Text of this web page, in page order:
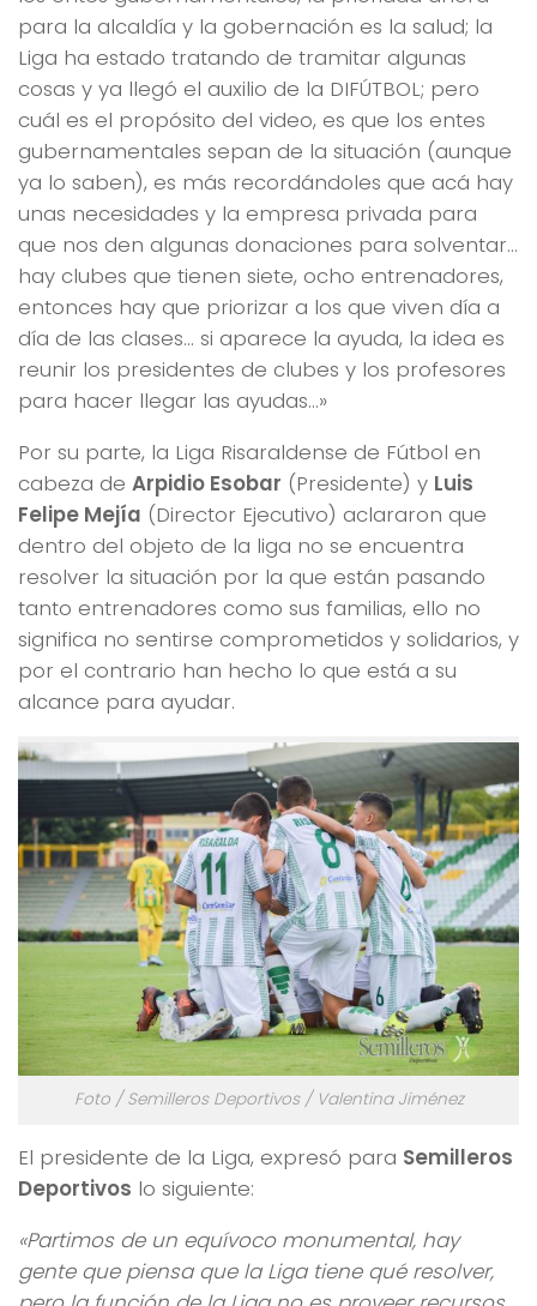
para la alcaldía y la gobernación es la salud; la
Liga ha estado tratando de tramitar algunas
cosas y ya llegó el auxilio de la DIFÚTBOL; pero
cuál es el propósito del video, es que los entes
gubernamentales sepan de la situación (aunque
ya lo saben), es más recordándoles que acá hay
unas necesidades y la empresa privada para
que nos den algunas donaciones para solventar…
hay clubes que tienen siete, ocho entrenadores,
entonces hay que priorizar a los que viven día a
día de las clases… si aparece la ayuda, la idea es
reunir los presidentes de clubes y los profesores
para hacer llegar las ayudas…»
Por su parte, la Liga Risaraldense de Fútbol en
cabeza de Arpidio Esobar (Presidente) y Luis
Felipe Mejía (Director Ejecutivo) aclararon que
dentro del objeto de la liga no se encuentra
resolver la situación por la que están pasando
tanto entrenadores como sus familias, ello no
significa no sentirse comprometidos y solidarios, y
por el contrario han hecho lo que está a su
alcance para ayudar.
Foto / Semilleros Deportivos / Valentina Jiménez
El presidente de la Liga, expresó para Semilleros
Deportivos lo siguiente:
«Partimos de un equívoco monumental, hay
gente que piensa que la Liga tiene qué resolver,